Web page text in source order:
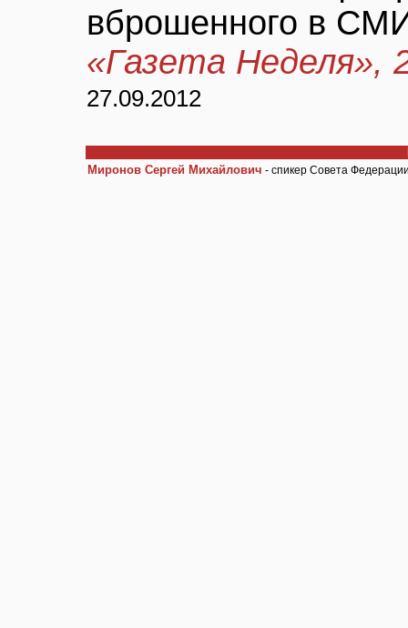
вброшенного в
«Газета Неделя»,
27.09.2012
Миронов Сергей Михайлович - спикер Совета